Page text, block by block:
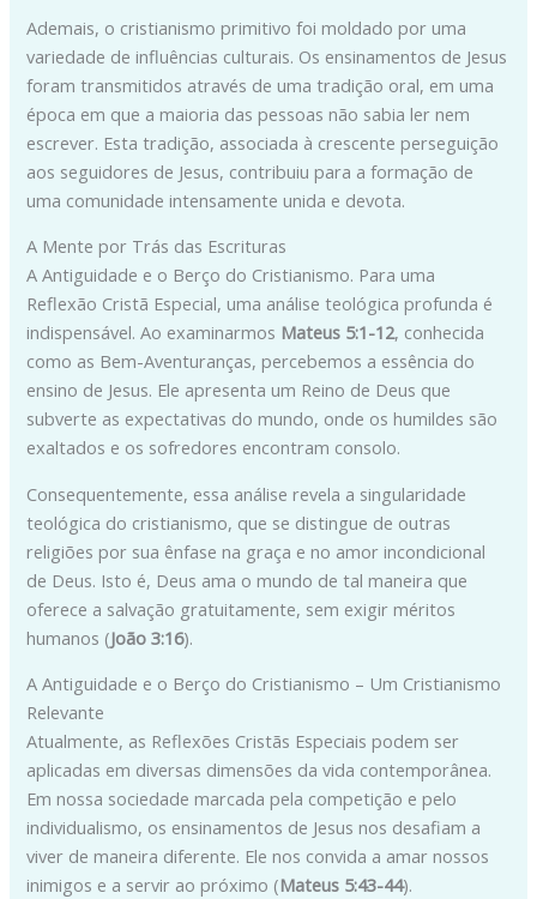
Ademais, o cristianismo primitivo foi moldado por uma
variedade de influências culturais. Os ensinamentos de Jesus
foram transmitidos através de uma tradição oral, em uma
época em que a maioria das pessoas não sabia ler nem
escrever. Esta tradição, associada à crescente perseguição
aos seguidores de Jesus, contribuiu para a formação de
uma comunidade intensamente unida e devota.
A Mente por Trás das Escrituras
A Antiguidade e o Berço do Cristianismo. Para uma
Reflexão Cristã Especial, uma análise teológica profunda é
indispensável. Ao examinarmos Mateus 5:1-12, conhecida
como as Bem-Aventuranças, percebemos a essência do
ensino de Jesus. Ele apresenta um Reino de Deus que
subverte as expectativas do mundo, onde os humildes são
exaltados e os sofredores encontram consolo.
Consequentemente, essa análise revela a singularidade
teológica do cristianismo, que se distingue de outras
religiões por sua ênfase na graça e no amor incondicional
de Deus. Isto é, Deus ama o mundo de tal maneira que
oferece a salvação gratuitamente, sem exigir méritos
humanos (João 3:16).
A Antiguidade e o Berço do Cristianismo – Um Cristianismo
Relevante
Atualmente, as Reflexões Cristãs Especiais podem ser
aplicadas em diversas dimensões da vida contemporânea.
Em nossa sociedade marcada pela competição e pelo
individualismo, os ensinamentos de Jesus nos desafiam a
viver de maneira diferente. Ele nos convida a amar nossos
inimigos e a servir ao próximo (Mateus 5:43-44).